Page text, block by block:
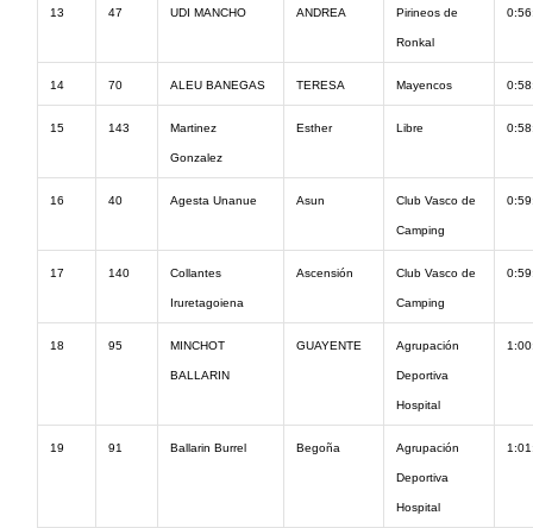
13 47 UDI MANCHO ANDREA Pirineos de
Ronkal
14 70 ALEU BANEGAS TERESA Mayencos
15 143 Martinez
Gonzalez
Esther Libre
16 40 Agesta Unanue Asun Club Vasco de
Camping
17 140 Collantes
Iruretagoiena
Ascensión Club Vasco de
Camping
18 95 MINCHOT
BALLARIN
GUAYENTE Agrupación
Deportiva
Hospital
19 91 Ballarin Burrel Begoña Agrupación
Deportiva
Hospital